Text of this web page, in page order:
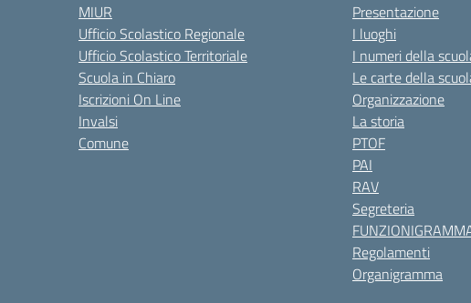
MIUR
Ufficio Scolastico Regionale
Ufficio Scolastico Territoriale
Scuola in Chiaro
Iscrizioni On Line
Invalsi
Comune
Presentazione
I luoghi
I numeri della
Le carte della
Organizzazione
La storia
PTOF
PAI
RAV
Segreteria
Regolamenti
Organigramma